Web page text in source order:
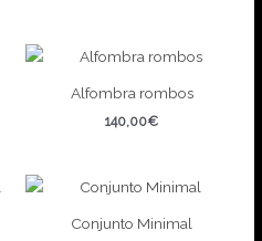
Alfombra rombos
140,00€
Conjunto Minimal